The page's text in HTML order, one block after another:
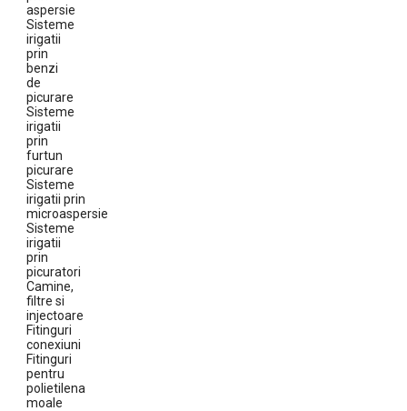
aspersie
Sisteme
irigatii
prin
benzi
de
picurare
Sisteme
irigatii
prin
furtun
picurare
Sisteme
irigatii prin
microaspersie
Sisteme
irigatii
prin
picuratori
Camine,
filtre si
injectoare
Fitinguri
conexiuni
Fitinguri
pentru
polietilena
moale